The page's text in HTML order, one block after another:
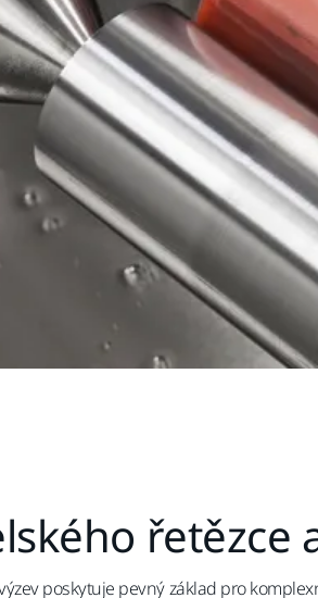
řetězce
poskytuje pevný základ pro